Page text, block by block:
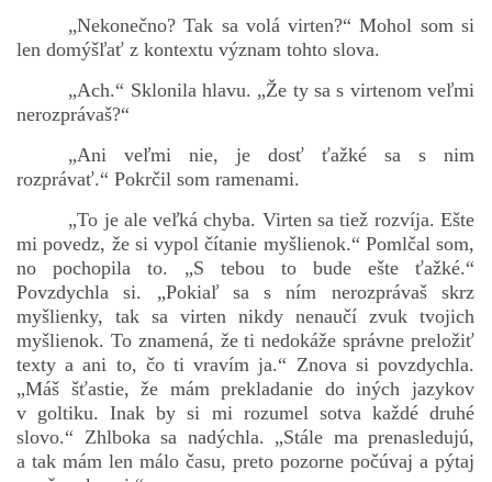
„Nekonečno? Tak sa volá virten?“ Mohol som si
len domýšľať z kontextu význam tohto slova.
„Ach.“ Sklonila hlavu. „Že ty sa s virtenom veľmi
nerozprávaš?“
„Ani veľmi nie, je dosť ťažké sa s nim
rozprávať.“ Pokrčil som ramenami.
„To je ale veľká chyba. Virten sa tiež rozvíja. Ešte
mi povedz, že si vypol čítanie myšlienok.“ Pomlčal som,
no pochopila to. „S tebou to bude ešte ťažké.“
Povzdychla si. „Pokiaľ sa s ním nerozprávaš skrz
myšlienky, tak sa virten nikdy nenaučí zvuk tvojich
myšlienok. To znamená, že ti nedokáže správne preložiť
texty a ani to, čo ti vravím ja.“ Znova si povzdychla.
„Máš šťastie, že mám prekladanie do iných jazykov
v goltiku. Inak by si mi rozumel sotva každé druhé
slovo.“ Zhlboka sa nadýchla. „Stále ma prenasledujú,
a tak mám len málo času, preto pozorne počúvaj a pýtaj